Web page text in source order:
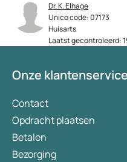
Dr. K. Elhage
Unico code: 07173
Huisarts
Laatst gecontroleerd:
Onze klantenservice
Contact
Opdracht plaatsen
Betalen
Bezorging